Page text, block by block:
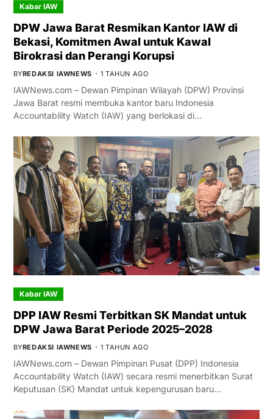
Kabar IAW
DPW Jawa Barat Resmikan Kantor IAW di
Bekasi, Komitmen Awal untuk Kawal
Birokrasi dan Perangi Korupsi
BYREDAKSI IAWNEWS 1 TAHUN AGO
IAWNews.com – Dewan Pimpinan Wilayah (DPW) Provinsi
Jawa Barat resmi membuka kantor baru Indonesia
Accountability Watch (IAW) yang berlokasi di…
Kabar IAW
DPP IAW Resmi Terbitkan SK Mandat untuk
DPW Jawa Barat Periode 2025–2028
BYREDAKSI IAWNEWS 1 TAHUN AGO
IAWNews.com – Dewan Pimpinan Pusat (DPP) Indonesia
Accountability Watch (IAW) secara resmi menerbitkan Surat
Keputusan (SK) Mandat untuk kepengurusan baru…